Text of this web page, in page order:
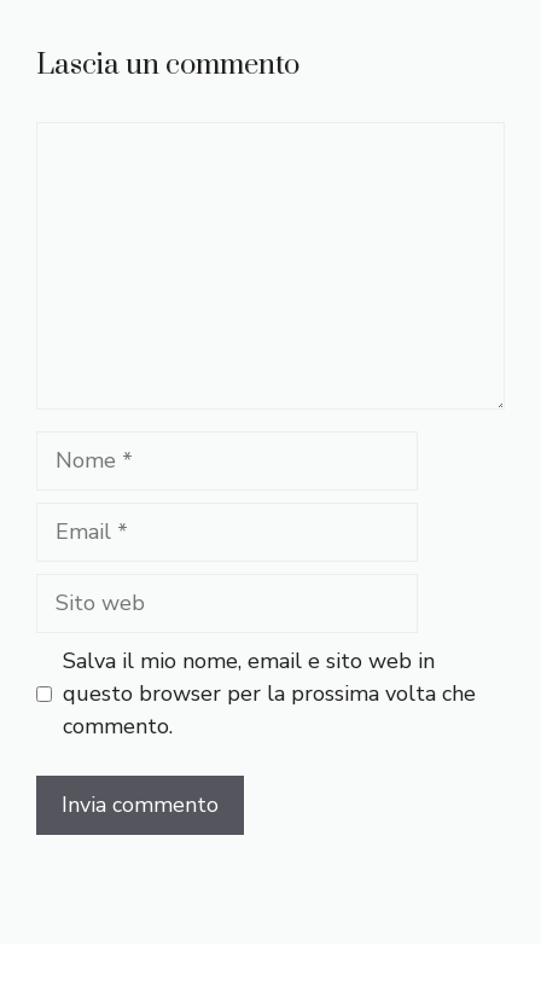
Lascia un commento
Nome
Email
Sito
Salva il mio nome, email e sito web in
questo browser per la prossima volta che
commento.